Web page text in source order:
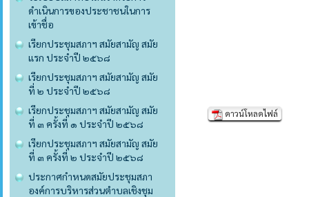
ดำเนินการของประชาชนในการ
เข้าชื่อ
เรียกประชุมสภาฯ สมัยสามัญ สมัย
แรก ประจำปี ๒๕๖๘
เรียกประชุมสภาฯ สมัยสามัญ สมัย
ที่ ๒ ประจำปี ๒๕๖๘
เรียกประชุมสภาฯ สมัยสามัญ สมัย
ที่ ๓ ครั้งที่ ๑ ประจำปี ๒๕๖๘
เรียกประชุมสภาฯ สมัยสามัญ สมัย
ที่ ๓ ครั้งที่ ๒ ประจำปี ๒๕๖๘
ประกาศกำหนดสมัยประชุมสภา
องค์การบริหารส่วนตำบลเชิงชุม
ดาวน์โหลดไฟล์